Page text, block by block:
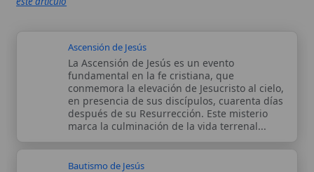
Bautismo de Jesús
punto de partida de la misión pública del
Salvador y una revelación plena de la
Trinidad. En los evangelios se describen tres
signos divinos: la...
Autor: Comité editorial